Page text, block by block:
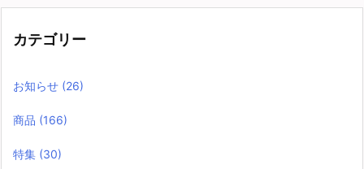
カテゴリー
お知らせ (26)
商品 (166)
特集 (30)